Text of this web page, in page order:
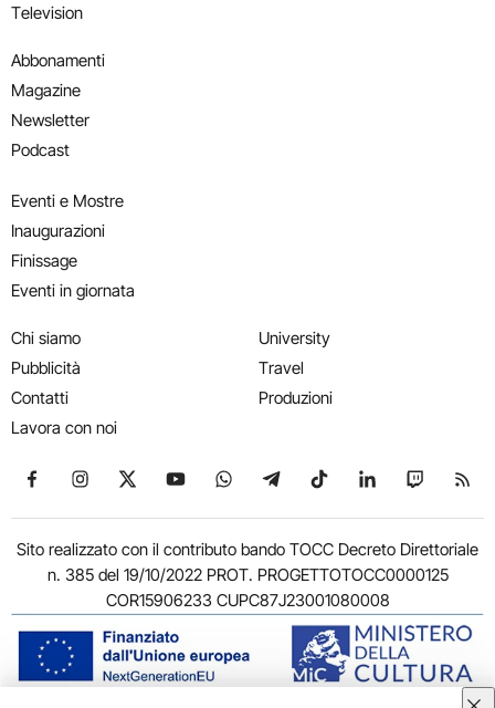
Television
Abbonamenti
Magazine
Newsletter
Podcast
Eventi e Mostre
Inaugurazioni
Finissage
Eventi in giornata
Chi siamo
Pubblicità
Contatti
Lavora con noi
University
Travel
Produzioni
Seguici su Facebook
Seguici su Instagram
Seguici su X
Seguici su YouTube
Seguici su WhatsApp
Seguici su Telegram
Seguici su TikTok
Seguici su
Seguici
Sito realizzato con il contributo bando TOCC Decreto Direttoriale
n. 385 del 19/10/2022 PROT. PROGETTOTOCC0000125
COR15906233 CUPC87J23001080008